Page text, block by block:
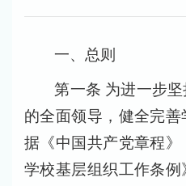
一、总则
第一条 为进一步
的全面领导，健全完
据《中国共产党章程
学校基层组织工作条